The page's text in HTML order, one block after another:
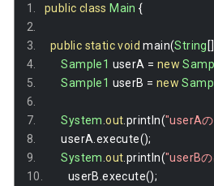
public class Main {
public static void main(String []
Sample1 userA = new
Sample1 userB = new
System .out println("userA
      userA
execute();
System .out println("userB
      userB
.execute();